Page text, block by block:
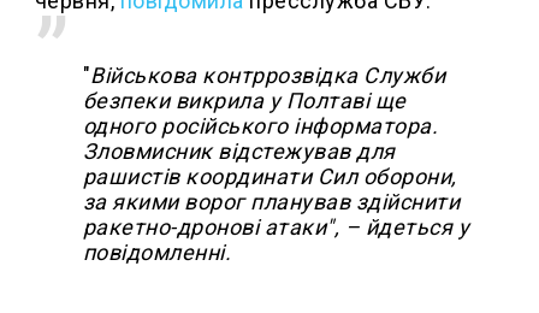
"Військова контррозвідка Служби
безпеки викрила у Полтаві ще
одного російського інформатора.
Зловмисник відстежував для
рашистів координати Сил оборони,
за якими ворог планував здійснити
ракетно-дронові атаки", – йдеться у
повідомленні.